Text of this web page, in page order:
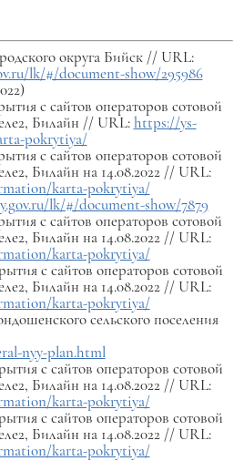
округа Бийск // URL:
lk/#/document-show/295986
с сайтов операторов сотовой
Билайн // URL:https://ys-
pokrytiya/
с сайтов операторов сотовой
Билайн на 14.08.2022 // URL:
karta-pokrytiya/
lk/#/document-show/7879
с сайтов операторов сотовой
Билайн на 14.08.2022 // URL:
karta-pokrytiya/
с сайтов операторов сотовой
Билайн на 14.08.2022 // URL:
karta-pokrytiya/
сельского поселения
nyy-plan.html
с сайтов операторов сотовой
Билайн на 14.08.2022 // URL:
karta-pokrytiya/
с сайтов операторов сотовой
Билайн на 14.08.2022 // URL:
karta-pokrytiya/